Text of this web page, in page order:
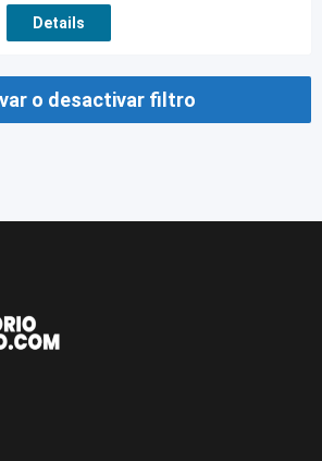
Details
o desactivar filtro